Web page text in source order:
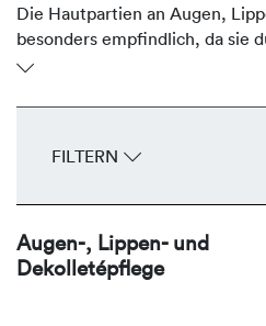
Die Hautpartien an Augen,
besonders empfindlich, da sie
Gesichtshaut. Oftmals sind sie
entwickeln frühzeitig Fältchen
durchfeuchten, glätten und
FILTERN
Augen-, Lippen- und
Dekolletépflege